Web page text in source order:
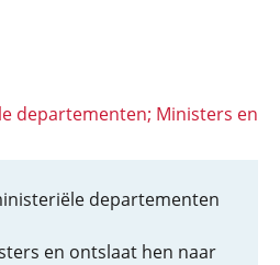
departementen; Ministers en
departementen
en ontslaat hen naar